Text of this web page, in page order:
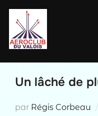
contenu
Un lâché de
par Régis Corbeau